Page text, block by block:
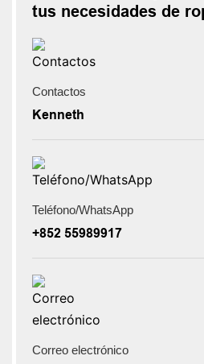
tus necesidades de
Contactos
Kenneth
Teléfono/WhatsApp
+852 55989917
Correo electrónico